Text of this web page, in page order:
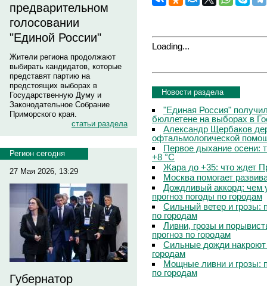
предварительном
голосовании
"Единой России"
Жители региона продолжают
выбирать кандидатов, которые
представят партию на
предстоящих выборах в
Государственную Думу и
Законодательное Собрание
Приморского края.
статьи раздела
Регион сегодня
27 Мая 2026, 13:29
Губернатор
Loading...
Новости раздела
"Единая Россия"
бюллетене на выборах в
Александр Щербаков
офтальмологической
Первое дыхание осени:
+8 °C
Жара до +35: что ждет
Москва помогает
Дождливый аккорд: чем
прогноз погоды по городам
Сильный ветер и грозы:
по городам
Ливни, грозы и
прогноз по городам
Сильные дожди
городам
Мощные ливни и грозы:
по городам